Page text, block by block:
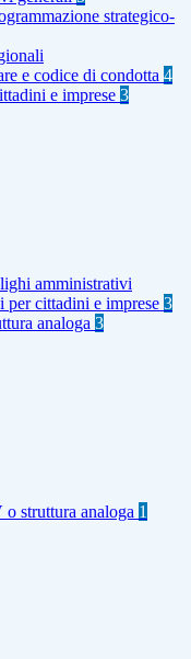
strategico-
e codice di condotta 4
e imprese 3
amministrativi
cittadini e imprese 3
analoga 3
struttura analoga 1